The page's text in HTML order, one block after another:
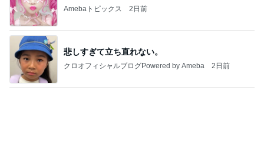
Amebaトピックス 2日前
悲しすぎて立ち直れない。
クロオフィシャルブログPowered by Ameba 2日前